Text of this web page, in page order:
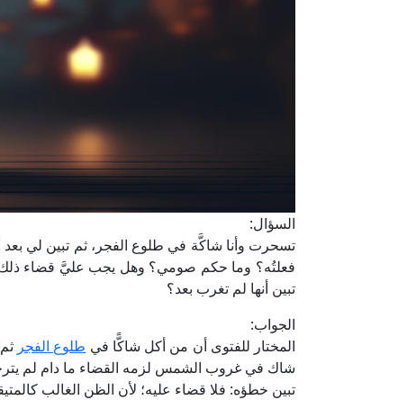
السؤال:
تسحرت وأنا شاكَّة في طلوع الفجر، ثم تبين لي بعد
فعلتُه؟ وما حكم صومي؟ وهل يجب عليَّ قضاء
تبين أنها لم تغرب بعد؟
الجواب:
المختار للفتوى أن من أكل شاكًّا في طلوع الفجر
شاك في غروب الشمس لزمه القضاء ما دام لم
تبين خطؤه: فلا قضاء عليه؛ لأن الظن الغالب